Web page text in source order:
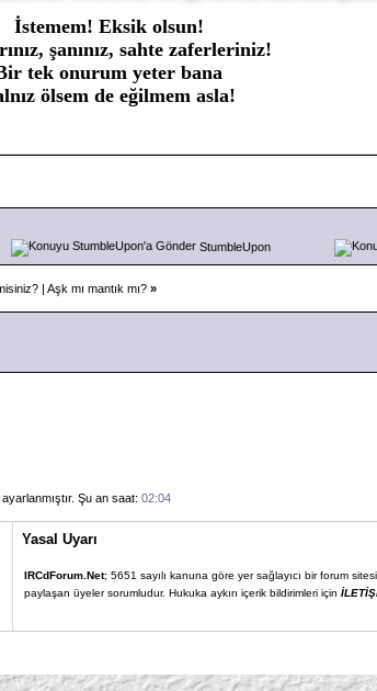
İstemem! Eksik olsun!
şanınız, sahte zaferleriniz!
tek onurum yeter bana
ölsem de eğilmem asla!
StumbleUpon
Aşk mı mantık mı? »
Şu an saat: 02:04
Yasal Uyarı
IRCdForum.Net; 5651 sayılı kanuna göre yer sağlayıcı bir forum
paylaşan üyeler sorumludur. Hukuka aykırı içerik bildirimleri için